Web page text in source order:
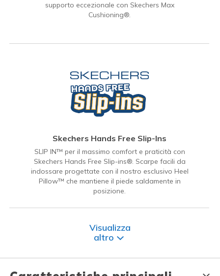
supporto eccezionale con Skechers Max
Cushioning®.
Skechers Hands Free Slip-Ins
SLIP IN™ per il massimo comfort e praticità con
Skechers Hands Free Slip-ins®. Scarpe facili da
indossare progettate con il nostro esclusivo Heel
Pillow™ che mantiene il piede saldamente in
posizione.
Visualizza
altro